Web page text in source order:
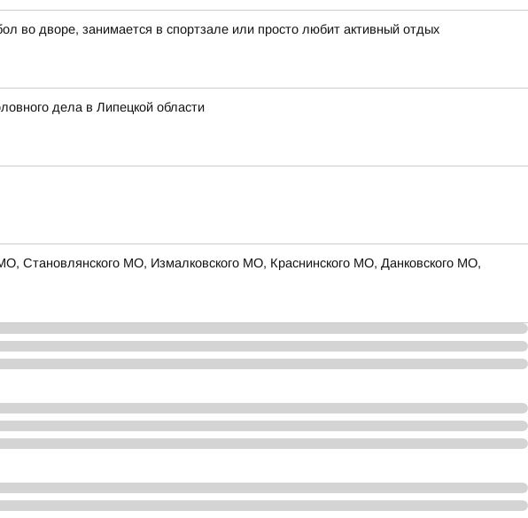
во дворе, занимается в спортзале или просто любит активный отдых
дела в Липецкой области
Становлянского МО, Измалковского МО, Краснинского МО, Данковского МО,